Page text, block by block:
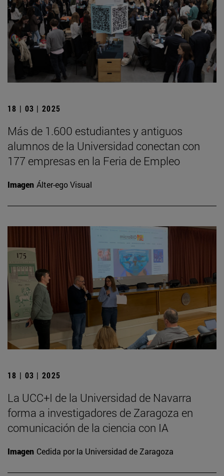
18 | 03 | 2025
Más de 1.600 estudiantes y antiguos
alumnos de la Universidad conectan con
177 empresas en la Feria de Empleo
Imagen Álter-ego Visual
18 | 03 | 2025
La UCC+I de la Universidad de Navarra
forma a investigadores de Zaragoza en
comunicación de la ciencia con IA
Imagen Cedida por la Universidad de Zaragoza